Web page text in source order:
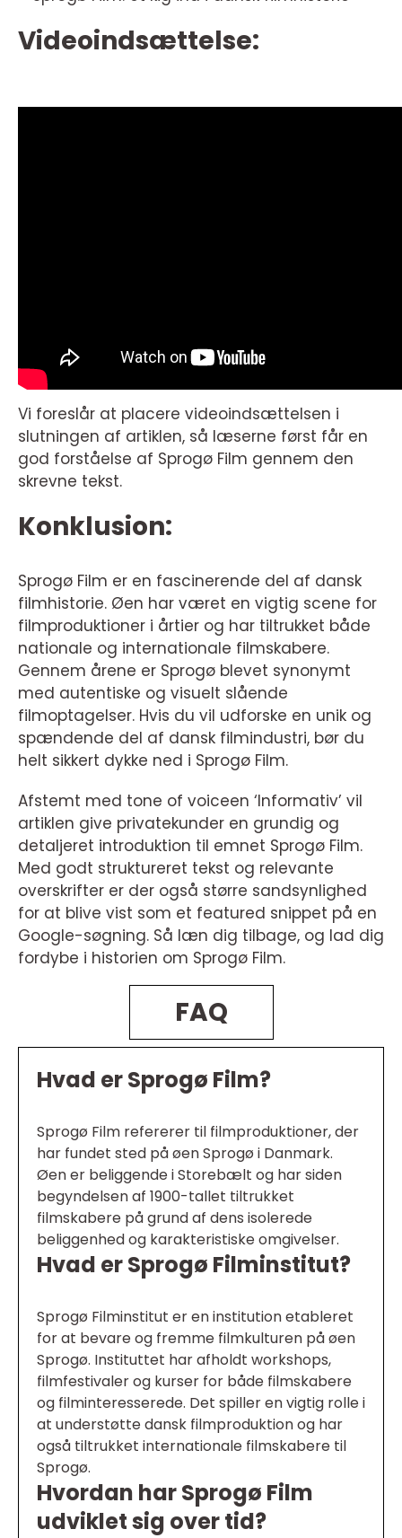
Videoindsættelse:
Vi foreslår at placere videoindsættelsen i
slutningen af artiklen, så læserne først får en
god forståelse af Sprogø Film gennem den
skrevne tekst.
Konklusion:
Sprogø Film er en fascinerende del af dansk
filmhistorie. Øen har været en vigtig scene for
filmproduktioner i årtier og har tiltrukket både
nationale og internationale filmskabere.
Gennem årene er Sprogø blevet synonymt
med autentiske og visuelt slående
filmoptagelser. Hvis du vil udforske en unik og
spændende del af dansk filmindustri, bør du
helt sikkert dykke ned i Sprogø Film.
Afstemt med tone of voiceen ‘Informativ’ vil
artiklen give privatekunder en grundig og
detaljeret introduktion til emnet Sprogø Film.
Med godt struktureret tekst og relevante
overskrifter er der også større sandsynlighed
for at blive vist som et featured snippet på en
Google-søgning. Så læn dig tilbage, og lad dig
fordybe i historien om Sprogø Film.
FAQ
Hvad er Sprogø Film?
Sprogø Film refererer til filmproduktioner, der
har fundet sted på øen Sprogø i Danmark.
Øen er beliggende i Storebælt og har siden
begyndelsen af 1900-tallet tiltrukket
filmskabere på grund af dens isolerede
beliggenhed og karakteristiske omgivelser.
Hvad er Sprogø Filminstitut?
Sprogø Filminstitut er en institution etableret
for at bevare og fremme filmkulturen på øen
Sprogø. Instituttet har afholdt workshops,
filmfestivaler og kurser for både filmskabere
og filminteresserede. Det spiller en vigtig rolle i
at understøtte dansk filmproduktion og har
også tiltrukket internationale filmskabere til
Sprogø.
Hvordan har Sprogø Film
udviklet sig over tid?